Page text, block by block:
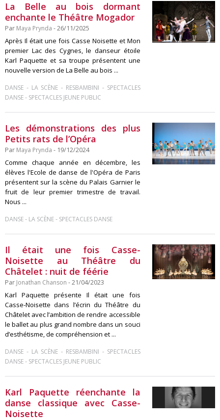
La Belle au bois dormant
enchante le Théâtre Mogador
Par Maya Prynda - 26/11/2025
Après Il était une fois Casse Noisette et Mon
premier Lac des Cygnes, le danseur étoile
Karl Paquette et sa troupe présentent une
nouvelle version de La Belle au bois ...
DANSE - LA SCÈNE - RESBAMBINI - SPECTACLES
DANSE- SPECTACLES JEUNE PUBLIC
Les démonstrations des plus
Petits rats de l’Opéra
Par Maya Prynda - 19/12/2024
Comme chaque année en décembre, les
élèves l'Ecole de danse de l'Opéra de Paris
présentent sur la scène du Palais Garnier le
fruit de leur premier trimestre de travail.
Nous ...
DANSE- LA SCÈNE- SPECTACLES DANSE
Il était une fois Casse-
Noisette au Théâtre du
Châtelet : nuit de féérie
Par Jonathan Chanson - 21/04/2023
Karl Paquette présente Il était une fois
Casse-Noisette dans l’écrin du Théâtre du
Châtelet avec l’ambition de rendre accessible
le ballet au plus grand nombre dans un souci
d’esthétisme, de compréhension et ...
DANSE - LA SCÈNE - RESBAMBINI - SPECTACLES
DANSE- SPECTACLES JEUNE PUBLIC
Karl Paquette réenchante la
danse classique avec Casse-
Noisette